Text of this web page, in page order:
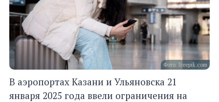
Фото: freepik.com
В аэропортах Казани и Ульяновска 21
января 2025 года ввели ограничения на